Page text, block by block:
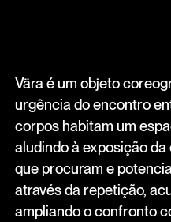
Vära é um objeto
urgência do encontro
corpos habitam um
aludindo à exposição
que procuram e
através da repetição,
ampliando o confronto